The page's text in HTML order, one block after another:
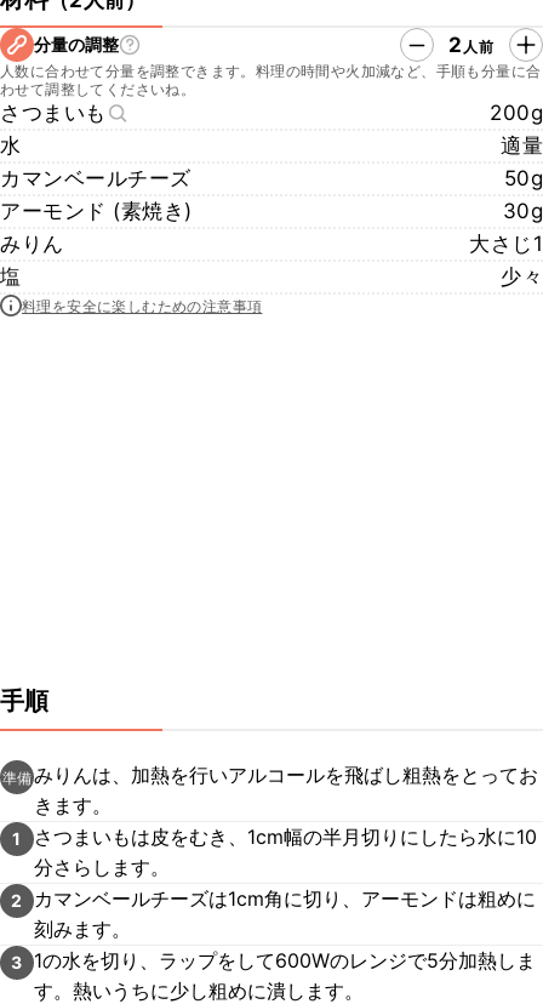
分量の調整 2 人前
人数に合わせて分量を調整できます。料理の時間や火加減など、手順も分量に合
わせて調整してくださいね。
さつまいも
200g
水
適量
カマンベールチーズ
50g
アーモンド (素焼き)
30g
みりん
大さじ1
塩
少々
料理を安全に楽しむための注意事項
手順
準備みりんは、加熱を行いアルコールを飛ばし粗熱をとってお
きます。
1
さつまいもは皮をむき、1cm幅の半月切りにしたら水に10
分さらします。
2
カマンベールチーズは1cm角に切り、アーモンドは粗めに
刻みます。
3
1の水を切り、ラップをして600Wのレンジで5分加熱しま
す。熱いうちに少し粗めに潰します。